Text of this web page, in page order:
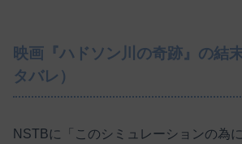
映画『ハドソン川の奇跡』の結
タバレ）
NSTBに「このシミュレーションの為